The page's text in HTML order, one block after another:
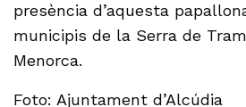
presència d’aquesta
municipis de la Serra de
Menorca.
Foto: Ajuntament d’Alcúdia